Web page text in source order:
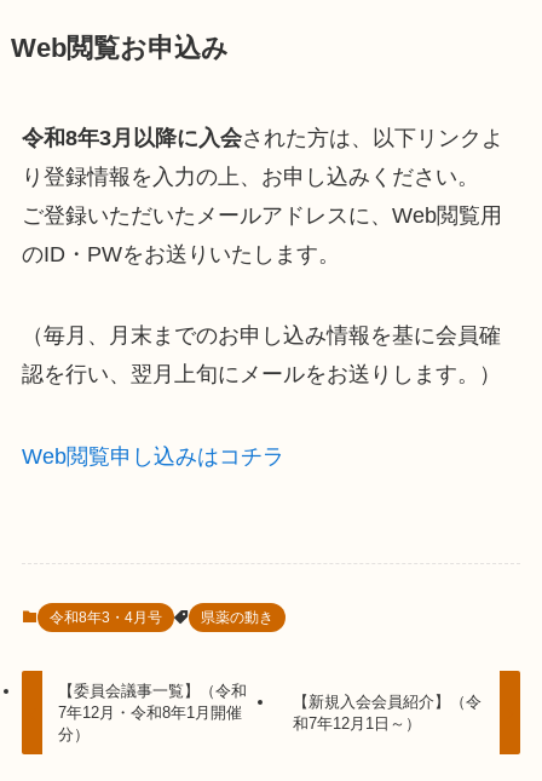
Web閲覧お申込み
令和8年3月以降に入会された方は、以下リンクよ
り登録情報を入力の上、お申し込みください。
ご登録いただいたメールアドレスに、Web閲覧用
のID・PWをお送りいたします。
（毎月、月末までのお申し込み情報を基に会員確
認を行い、翌月上旬にメールをお送りします。）
Web閲覧申し込みはコチラ
令和8年3・4月号 県薬の動き
【委員会議事一覧】（令和
7年12月・令和8年1月開催
分）
【新規入会会員紹介】（令
和7年12月1日～）